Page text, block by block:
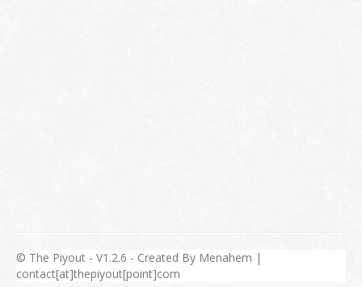
© The Piyout - V1.2.6 - Created By Menahem |
contact[at]thepiyout[point]com